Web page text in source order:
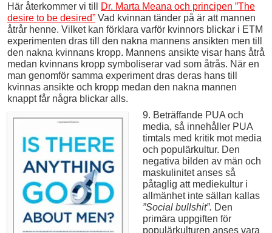
Här återkommer vi till
Dr. Marta Meana och principen ”The
desire to be desired” Vad kvinnan tänder på är att mannen
åtrår henne. Vilket kan förklara varför kvinnors blickar i ETM
experimenten dras till den nakna mannens ansikten men till
den nakna kvinnans kropp. Mannens ansikte visar hans åtrå
medan kvinnans kropp symboliserar vad som åtrås. När en
man genomför samma experiment dras deras hans till
kvinnas ansikte och kropp medan den nakna mannen
knappt får några blickar alls.
9. Beträffande PUA och
media, så innehåller PUA
timtals med kritik mot media
och populärkultur. Den
negativa bilden av män och
maskulinitet anses så
påtaglig att mediekultur i
allmänhet inte sällan kallas
”Social bullshit”. Den
primära uppgiften för
populärkulturen anses vara